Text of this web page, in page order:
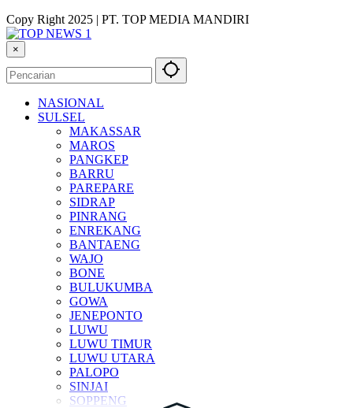
Copy Right 2025 | PT. TOP MEDIA MANDIRI
×
NASIONAL
SULSEL
MAKASSAR
MAROS
PANGKEP
BARRU
PAREPARE
SIDRAP
PINRANG
ENREKANG
BANTAENG
WAJO
BONE
BULUKUMBA
GOWA
JENEPONTO
LUWU
LUWU TIMUR
LUWU UTARA
PALOPO
SINJAI
SOPPENG